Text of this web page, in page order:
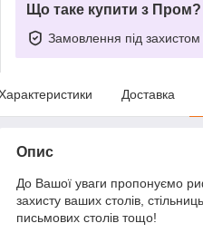
Що таке купити з Пром?
Замовлення під захистом
Доставка
Опис
До Вашої уваги пропонуємо
захисту ваших столів,
письмових столів тощо!